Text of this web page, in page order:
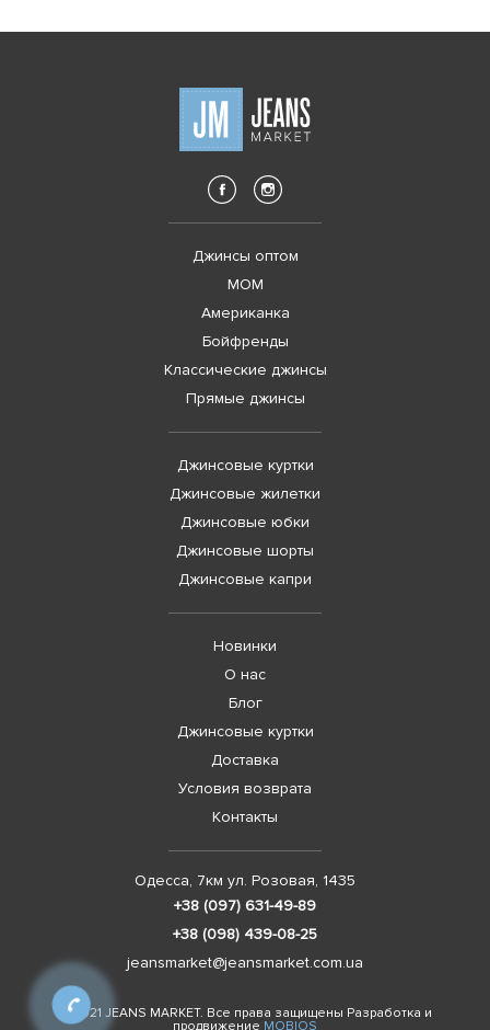
Джинсы оптом
MOM
Американка
Бойфренды
Классические джинсы
Прямые джинсы
Джинсовые куртки
Джинсовые жилетки
Джинсовые юбки
Джинсовые шорты
Джинсовые капри
Новинки
О нас
Блог
Джинсовые куртки
Доставка
Условия возврата
Контакты
Одесса, 7км ул. Розовая, 1435
+38 (097) 631-49-89
+38 (098) 439-08-25
jeansmarket@jeansmarket.com.ua
© 2021 JEANS MARKET. Все права защищены Разработка и
продвижение MOBIOS